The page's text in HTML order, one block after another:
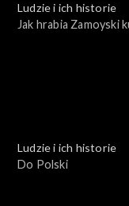
Ludzie i ich historie
Jak hrabia Zamoyski
Ludzie i ich historie
Do Polski